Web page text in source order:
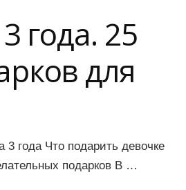
года. 25
для
года Что подарить девочке
подарков В …